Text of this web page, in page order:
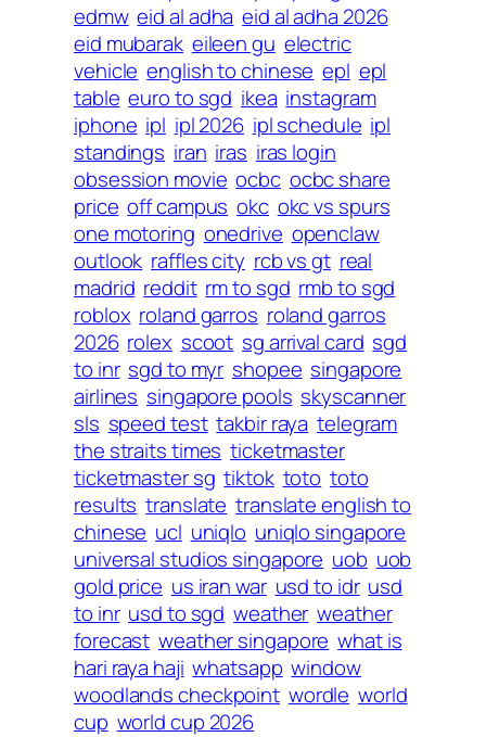
edmw eid al adha eid al adha 2026
eid mubarak eileen gu electric
vehicle english to chinese epl epl
table euro to sgd ikea instagram
iphone ipl ipl 2026 ipl schedule ipl
standings iran iras iras login
obsession movie ocbc ocbc share
price off campus okc okc vs spurs
one motoring onedrive openclaw
outlook raffles city rcb vs gt real
madrid reddit rm to sgd rmb to sgd
roblox roland garros roland garros
2026 rolex scoot sg arrival card sgd
to inr sgd to myr shopee singapore
airlines singapore pools skyscanner
sls speed test takbir raya telegram
the straits times ticketmaster
ticketmaster sg tiktok toto toto
results translate translate english to
chinese ucl uniqlo uniqlo singapore
universal studios singapore uob uob
gold price us iran war usd to idr usd
to inr usd to sgd weather weather
forecast weather singapore what is
hari raya haji whatsapp window
woodlands checkpoint wordle world
cup world cup 2026